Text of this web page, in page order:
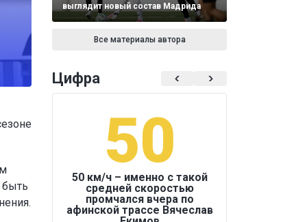
быть
выглядит новый состав Мадрида
Все материалы автора
Цифра
50
50 км/ч – именно с такой
средней скоростью
промчался вчера по
афинской трассе Вячеслав